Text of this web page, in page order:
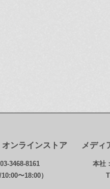
ンラインストア
3468-8161
10:00〜18:00）
メディ
本社